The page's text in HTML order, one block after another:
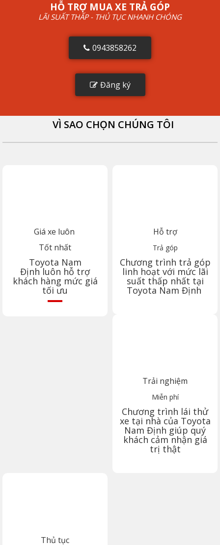
HỖ TRỢ MUA XE TRẢ GÓP
LÃI SUẤT THẤP - THỦ TỤC NHANH CHÓNG
0943858262
Đăng ký
VÌ SAO CHỌN CHÚNG TÔI
Giá xe luôn
Tốt nhất
Toyota Nam
Địnhluôn hỗ trợ
khách hàng mức giá
tối ưu
Hỗ trợ
Trả góp
Chương trình trả góp
linh hoạt với mức lãi
suất thấp nhất tại
Toyota Nam Định
Trải nghiệm
Miễn phí
Chương trình lái thử
xe tại nhà của Toyota
Nam Định giúp quý
khách cảm nhận giá
trị thật
Thủ tục